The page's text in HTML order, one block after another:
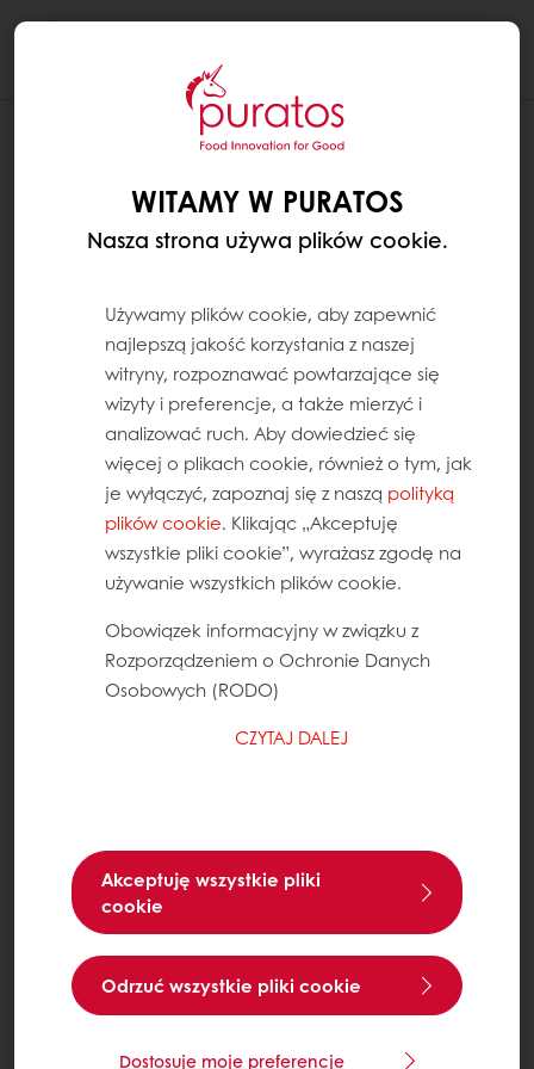
WITAMY W PURATOS
Nasza strona używa plików cookie.
Używamy plików cookie, aby zapewnić
najlepszą jakość korzystania z naszej
witryny, rozpoznawać powtarzające się
wizyty i preferencje, a także mierzyć i
analizować ruch. Aby dowiedzieć się
więcej o plikach cookie, również o tym, jak
je wyłączyć, zapoznaj się z naszą polityką
plików cookie. Klikając „Akceptuję
wszystkie pliki cookie”, wyrażasz zgodę na
używanie wszystkich plików cookie.
Obowiązek informacyjny w związku z
Rozporządzeniem o Ochronie Danych
Osobowych (RODO)
CZYTAJ DALEJ
Akceptuję wszystkie pliki
cookie
Odrzuć wszystkie pliki cookie
Dostosuje moje preferencje